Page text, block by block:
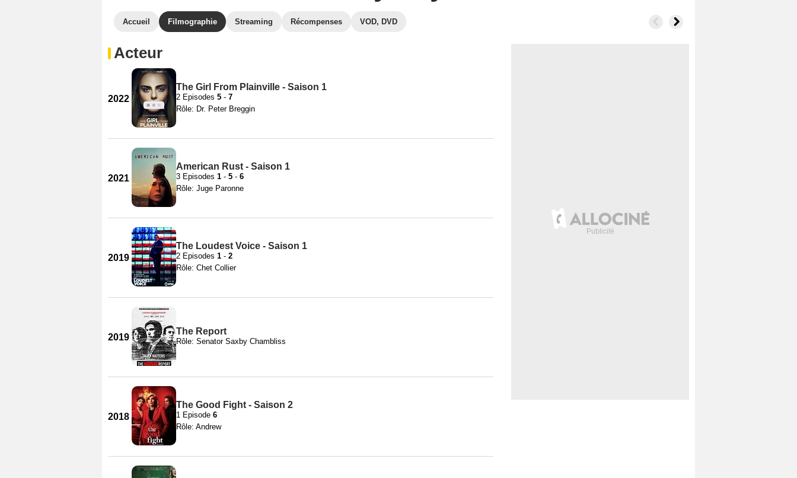
Accueil Filmographie Streaming Récompenses VOD, DVD
Acteur
2022
The Girl From Plainville - Saison 1
2 Episodes 5 - 7
Rôle: Dr. Peter Breggin
2021
American Rust - Saison 1
3 Episodes 1 - 5 - 6
Rôle: Juge Paronne
2019
The Loudest Voice - Saison 1
2 Episodes 1 - 2
Rôle: Chet Collier
2019
The Report
Rôle: Senator Saxby Chambliss
2018
The Good Fight - Saison 2
1 Episode 6
Rôle: Andrew